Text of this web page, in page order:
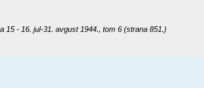
15 - 16. jul-31. avgust 1944., tom 6 (strana 851.)